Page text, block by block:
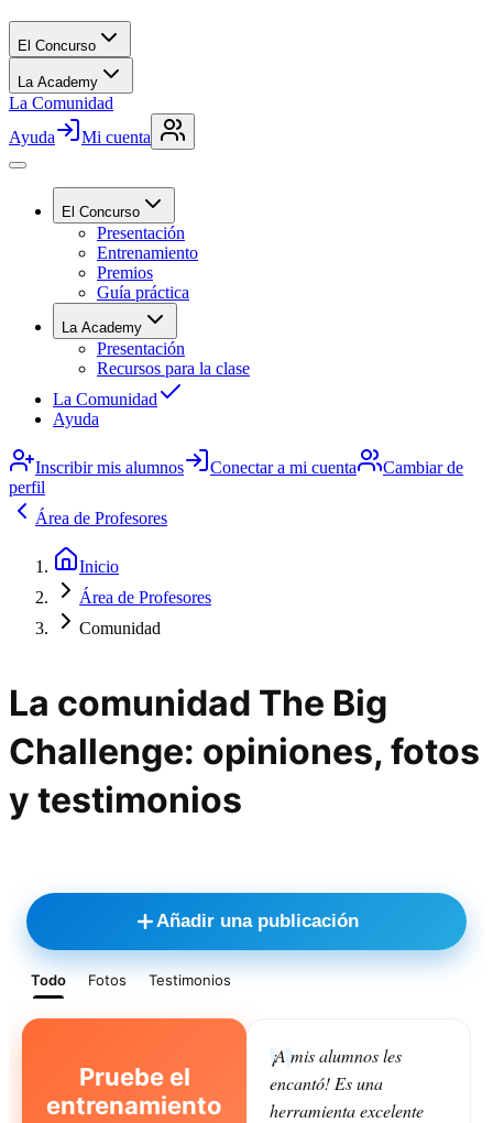
El Concurso
La Academy
La Comunidad
Ayuda
Mi cuenta
El Concurso
Presentación
Entrenamiento
Premios
Guía práctica
La Academy
Presentación
Recursos para la clase
La Comunidad
Ayuda
Inscribir mis alumnos Conectar a mi cuenta
Cambiar de
perfil
Área de Profesores
Inicio
Área de Profesores
Comunidad
La comunidad The Big
Challenge: opiniones, fotos
y testimonios
Añadir una publicación
Todo Fotos Testimonios
Pruebe el
entrenamiento
¡A mis alumnos les
encantó! Es una
herramienta excelente